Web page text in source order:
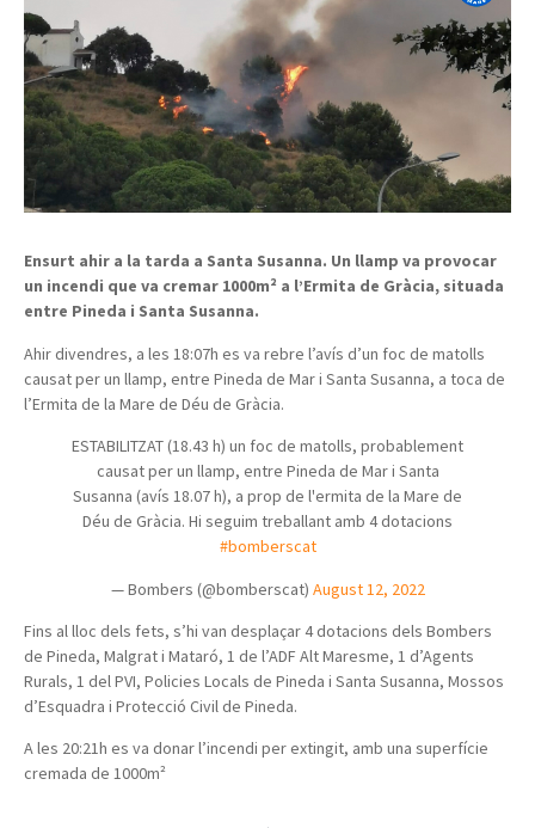
Ensurt ahir a la tarda a Santa Susanna. Un llamp va provocar
un incendi que va cremar 1000m² a l’Ermita de Gràcia, situada
entre Pineda i Santa Susanna.
Ahir divendres, a les 18:07h es va rebre l’avís d’un foc de matolls
causat per un llamp, entre Pineda de Mar i Santa Susanna, a toca de
l’Ermita de la Mare de Déu de Gràcia.
ESTABILITZAT (18.43 h) un foc de matolls, probablement
causat per un llamp, entre Pineda de Mar i Santa
Susanna (avís 18.07 h), a prop de l'ermita de la Mare de
Déu de Gràcia. Hi seguim treballant amb 4 dotacions
#bomberscat
— Bombers (@bomberscat) August 12, 2022
Fins al lloc dels fets, s’hi van desplaçar 4 dotacions dels Bombers
de Pineda, Malgrat i Mataró, 1 de l’ADF Alt Maresme, 1 d’Agents
Rurals, 1 del PVI, Policies Locals de Pineda i Santa Susanna, Mossos
d’Esquadra i Protecció Civil de Pineda.
A les 20:21h es va donar l’incendi per extingit, amb una superfície
cremada de 1000m²